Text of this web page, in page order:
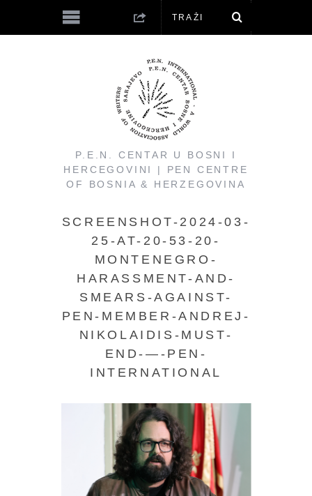
P.E.N. CENTAR U BOSNI I
HERCEGOVINI | PEN CENTRE
OF BOSNIA & HERZEGOVINA
SCREENSHOT-2024-03-
25-AT-20-53-20-
MONTENEGRO-
HARASSMENT-AND-
SMEARS-AGAINST-
PEN-MEMBER-ANDREJ-
NIKOLAIDIS-MUST-
END-—-PEN-
INTERNATIONAL